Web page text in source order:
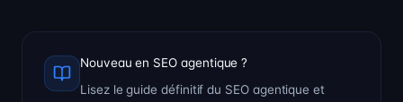
Nouveau en SEO agentique ?
Lisez le guide définitif du SEO agentique et